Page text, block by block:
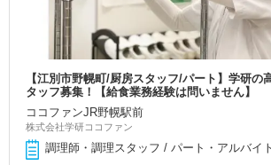
【江別市野幌町/厨房スタッフ/パート】学研の
タッフ募集！【給食業務経験は問いません】
ココファンJR野幌駅前
株式会社学研ココファン
調理師・調理スタッフ / パート・アルバイト